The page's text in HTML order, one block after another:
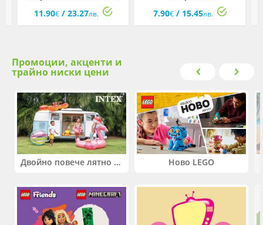
комплект от 3 броя,
поток 3, 4 и 5
11.90€/ 23.27лв.
новородено Natural, 2
броя, 0м+
7.90€/ 15.45лв.
Промоции, акценти и
трайно ниски цени
Двойно повече лятно забавление! Купи 2 продукта INTEX и вземи -33% Ново LEGO